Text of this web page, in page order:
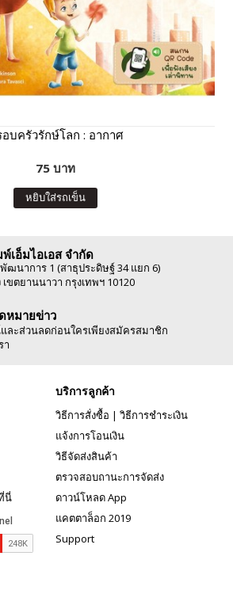
บครัวรักษ์โลก : อากาศ
75 บาท
หยิบใส่รถเข็น
เอ็มไอเอส จำกัด
ฒนาการ 1 (สาธุประดิษฐ์ 34 แยก 6)
ขตยานนาวา กรุงเทพฯ 10120
หมายข่าว
ละส่วนลดก่อนใครเพียงสมัครสมาชิก
า
นี่
บริการลูกค้า
วิธีการสั่งซื้อ | วิธีการชำระเงิน
แจ้งการโอนเงิน
วิธีจัดส่งสินค้า
ตรวจสอบถานะการจัดส่ง
ดาวน์โหลด App
แคตตาล็อก 2019
Support